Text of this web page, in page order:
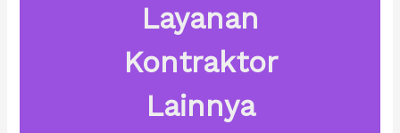
Layanan
Kontraktor
Lainnya